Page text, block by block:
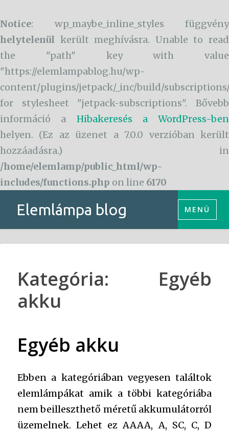
Notice: wp_maybe_inline_styles függvény
helytelenül került meghívásra. Unable to read
the "path" key with value
"https://elemlampablog.hu/wp-
content/plugins/jetpack/_inc/build/
for stylesheet "jetpack-subscriptions". Bővebb
információ a Hibakeresés a WordPress-ben
helyen. (Ez az üzenet a 7.0.0 verzióban került
hozzáadásra.) in
/home/elemlamp/public_html/wp-
includes/functions.php on line 6170
Elemlámpa blog MENÜ
Kategória: Egyéb
akku
Egyéb akku
Ebben a kategóriában vegyesen találtok
elemlámpákat amik a többi kategóriába
nem beilleszthető méretű akkumulátorról
üzemelnek. Lehet ez AAAA, A, SC, C, D